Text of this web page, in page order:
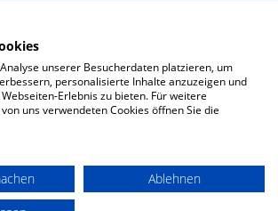
AGB
Preise
Impressum
unserer Besucherdaten platzieren, um
personalisierte Inhalte anzuzeigen und
Erlebnis zu bieten. Für weitere
uns verwendeten Cookies öffnen Sie die
Ablehnen